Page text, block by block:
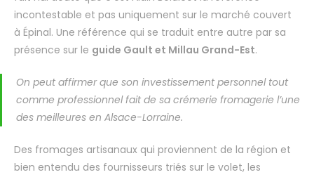
incontestable et pas uniquement sur le marché couvert
à Épinal. Une référence qui se traduit entre autre par sa
présence sur le guide Gault et Millau Grand-Est.
On peut affirmer que son investissement personnel tout
comme professionnel fait de sa crémerie fromagerie l’une
des meilleures en Alsace-Lorraine.
Des fromages artisanaux qui proviennent de la région et
bien entendu des fournisseurs triés sur le volet, les